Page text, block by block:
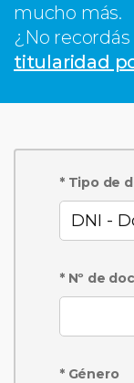
mucho más.
¿No
titularidad
* Tipo de
* Nº de
* Género